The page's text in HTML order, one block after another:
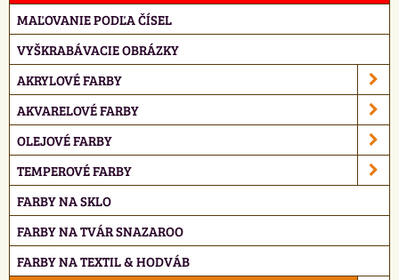
MAĽOVANIE PODĽA ČÍSEL
VYŠKRABÁVACIE OBRÁZKY
AKRYLOVÉ FARBY
AKVARELOVÉ FARBY
OLEJOVÉ FARBY
TEMPEROVÉ FARBY
FARBY NA SKLO
FARBY NA TVÁR SNAZAROO
FARBY NA TEXTIL & HODVÁB